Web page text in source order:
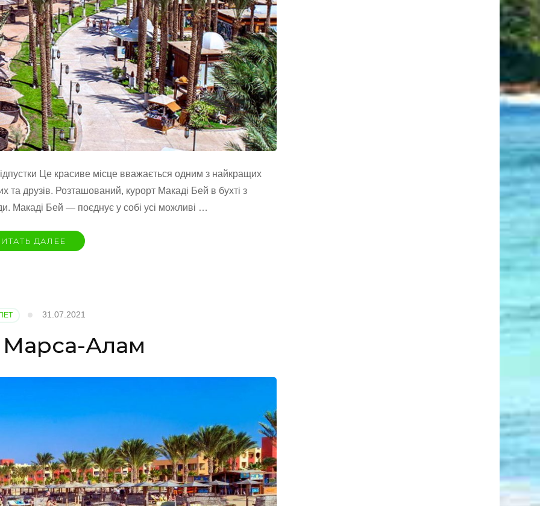
Це красиве місце вважається одним з найкращих
та друзів. Розташований, курорт Макаді Бей в бухті з
Макаді Бей — поєднує у собі усі можливі …
ДАЛЕЕ
31.07.2021
Марса-Алам